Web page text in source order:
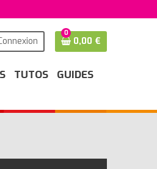
0
0,00 €
TUTOS
GUIDES